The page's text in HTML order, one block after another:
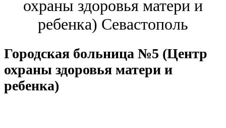
охраны здоровья матери и
ребенка) Севастополь
Городская больница №5 (Центр
охраны здоровья матери и
ребенка)